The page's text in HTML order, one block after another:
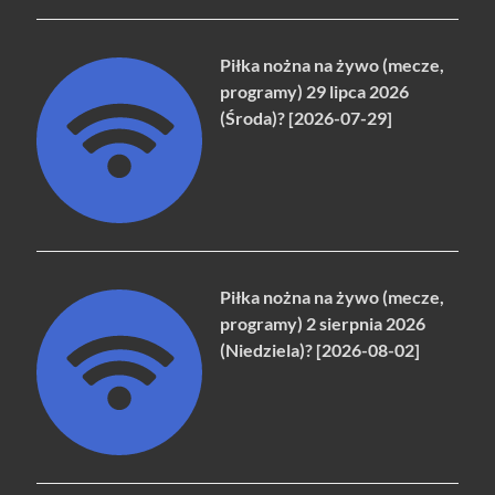
Piłka nożna na żywo (mecze,
programy) 29 lipca 2026
(Środa)? [2026-07-29]
Piłka nożna na żywo (mecze,
programy) 2 sierpnia 2026
(Niedziela)? [2026-08-02]